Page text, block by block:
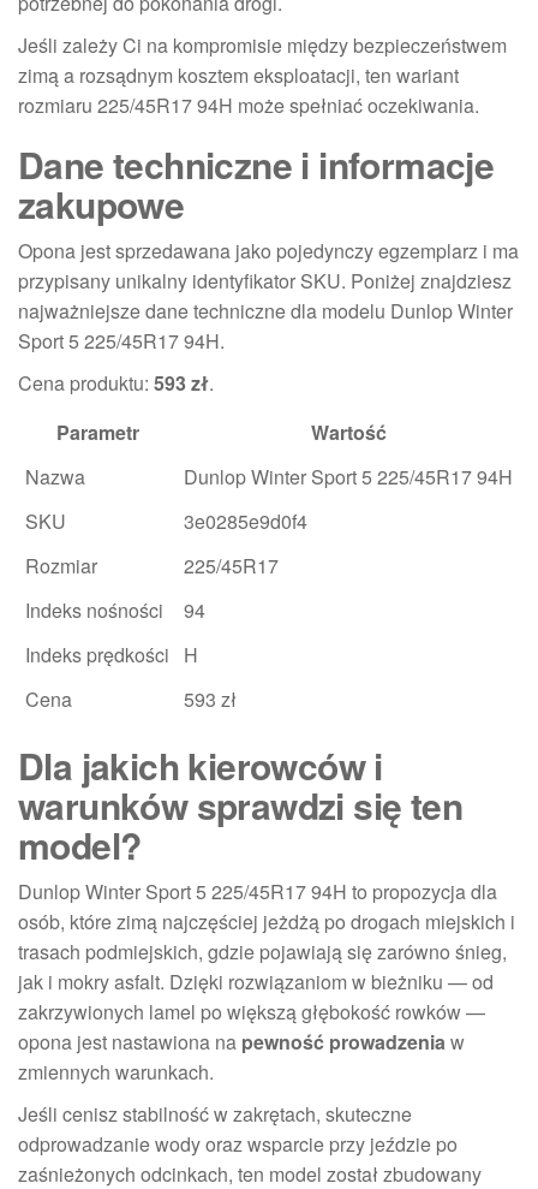
Jeśli zależy Ci na kompromisie między bezpieczeństwem
zimą a rozsądnym kosztem eksploatacji, ten wariant
rozmiaru 225/45R17 94H może spełniać oczekiwania.
Dane techniczne i informacje
zakupowe
Opona jest sprzedawana jako pojedynczy egzemplarz i ma
przypisany unikalny identyfikator SKU. Poniżej znajdziesz
najważniejsze dane techniczne dla modelu Dunlop Winter
Sport 5 225/45R17 94H.
Cena produktu: 593 zł.
Parametr
Wartość
Nazwa
Dunlop Winter Sport 5 225/45R17 94H
SKU
3e0285e9d0f4
Rozmiar
225/45R17
Indeks nośności
94
Indeks prędkości
H
Cena
593 zł
Dla jakich kierowców i
warunków sprawdzi się ten
model?
Dunlop Winter Sport 5 225/45R17 94H to propozycja dla
osób, które zimą najczęściej jeżdżą po drogach miejskich i
trasach podmiejskich, gdzie pojawiają się zarówno śnieg,
jak i mokry asfalt. Dzięki rozwiązaniom w bieżniku — od
zakrzywionych lamel po większą głębokość rowków —
opona jest nastawiona na pewność prowadzeniaw
zmiennych warunkach.
Jeśli cenisz stabilność w zakrętach, skuteczne
odprowadzanie wody oraz wsparcie przy jeździe po
zaśnieżonych odcinkach, ten model został zbudowany